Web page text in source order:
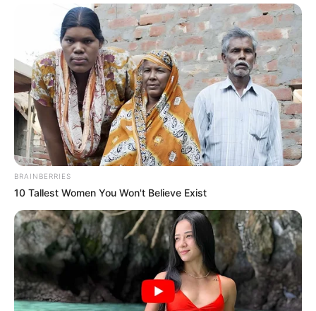
TEMAS RELACIONADOS
DEPORTES TOLIMA DEPORTIVO CALI SUPERLIGA
MANTÉNGASE EN ALERTA
Tenemos todas las noticias que le
favor, active las notificaciones de Alerta.
ACTIVAR AHORA
TEMAS DESTACADOS
BRAINBERRIES
10 Tallest Women You Won't Believe Exist